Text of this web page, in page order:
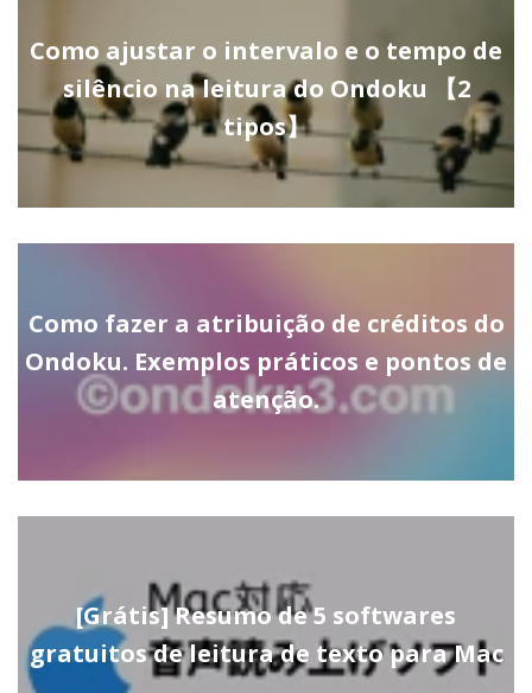
Como ajustar o intervalo e o tempo de
silêncio na leitura do Ondoku 【2
tipos】
Como fazer a atribuição de créditos do
Ondoku. Exemplos práticos e pontos de
atenção.
[Grátis] Resumo de 5 softwares
gratuitos de leitura de texto para Mac